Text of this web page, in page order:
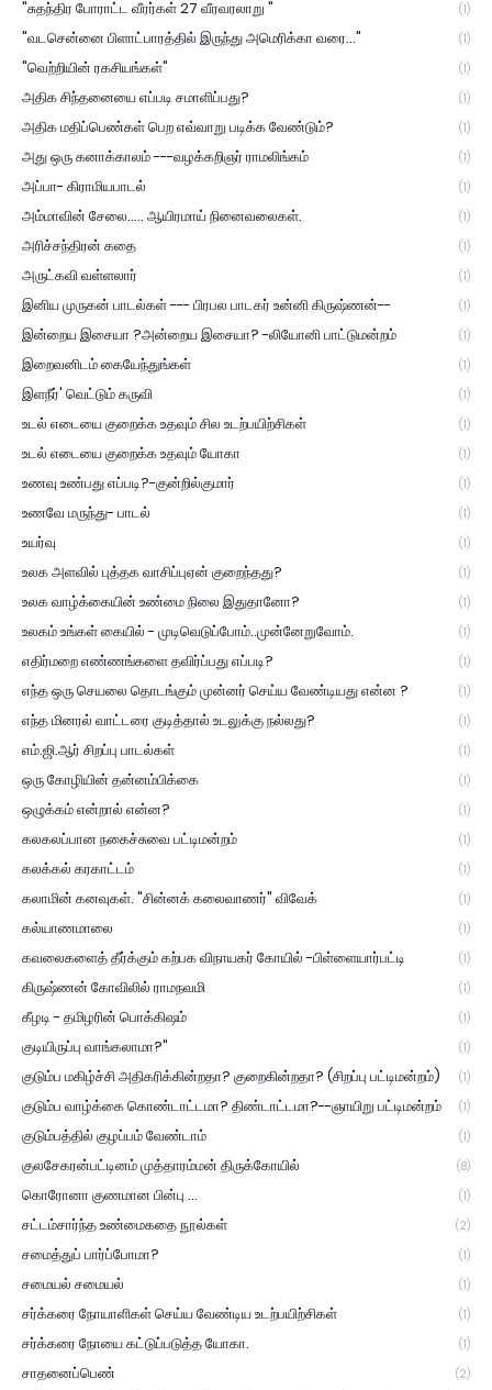
"சுதந்திர போராட்ட வீரர்கள் 27 வீரவரலாறு " (1)
"வடசென்னை பிளாட்பாரத்தில் இருந்து அமெரிக்கா வரை..." (1)
"வெற்றியின் ரகசியங்கள்" (1)
அதிக சிந்தனையை எப்படி சமாளிப்பது? (1)
அதிக மதிப்பெண்கள் பெற எவ்வாறு படிக்க வேண்டும்? (1)
அது ஒரு கனாக்காலம் ---வழக்கறிஞர் ராமலிங்கம் (1)
அப்பா- கிராமியபாடல் (1)
அம்மாவின் சேலை..... ஆயிரமாய் நினைவலைகள். (1)
அரிச்சந்திரன் கதை (1)
அருட்கவி வள்ளலார் (1)
இனிய முருகன் பாடல்கள் --- பிரபல பாடகர் உன்னி கிருஷ்ணன்-- (1)
இன்றைய இசையா ?அன்றைய இசையா? -லியோனி பாட்டுமன்றம் (1)
இறைவனிடம் கையேந்துங்கள் (1)
இளநீர்' வெட்டும் கருவி (1)
உடல் எடையை குறைக்க உதவும் சில உடற்பயிற்சிகள் (1)
உடல் எடையை குறைக்க உதவும் யோகா (1)
உணவு உண்பது எப்படி?-குன்றில்குமார் (1)
உணவே மருந்து- பாடல் (1)
உயர்வு (1)
உலக அளவில் புத்தக வாசிப்புஏன் குறைந்தது? (1)
உலக வாழ்க்கையின் உண்மை நிலை இதுதானோ? (1)
உலகம் உங்கள் கையில் - முடிவெடுப்போம்..முன்னேறுவோம். (1)
எதிர்மறை எண்ணங்களை தவிர்ப்பது எப்படி? (1)
எந்த ஒரு செயலை தொடங்கும் முன்னர் செய்ய வேண்டியது என்ன ? (1)
எந்த மினரல் வாட்டரை குடித்தால் உடலுக்கு நல்லது? (1)
எம்.ஜி.ஆர் சிறப்பு பாடல்கள் (1)
ஒரு கோழியின் தன்னம்பிக்கை (1)
ஒழுக்கம் என்றால் என்ன? (1)
கலகலப்பான நகைச்சுவை பட்டிமன்றம் (1)
கலக்கல் கரகாட்டம் (1)
கலாமின் கனவுகள். "சின்னக் கலைவாணர்" விவேக் (1)
கல்யாணமாலை (1)
கவலைகளைத் தீர்க்கும் கற்பக விநாயகர் கோயில் -பிள்ளையார்பட்டி (1)
கிருஷ்ணன் கோவிலில் ராமநவமி (1)
கீழடி - தமிழரின் பொக்கிஷம் (1)
குடியிருப்பு வாங்கலாமா?" (1)
குடும்ப மகிழ்ச்சி அதிகரிக்கின்றதா? குறைகின்றதா? (சிறப்பு பட்டிமன்றம்) (1)
குடும்ப வாழ்க்கை கொண்டாட்டமா? திண்டாட்டமா?--ஞாயிறு பட்டிமன்றம் (1)
குடும்பத்தில் குழப்பம் வேண்டாம் (1)
குலசேகரன்பட்டினம் முத்தாரம்மன் திருக்கோயில் (8)
கொரோனா குணமான பின்பு ... (1)
சட்டம்சார்ந்த உண்மைகதை நூல்கள் (2)
சமைத்துப் பார்ப்போமா? (1)
சமையல் சமையல் (1)
சர்க்கரை நோயாளிகள் செய்ய வேண்டிய உடற்பயிற்சிகள் (1)
சர்க்கரை நோயை கட்டுப்படுத்த யோகா. (1)
சாதனைப்பெண் (2)